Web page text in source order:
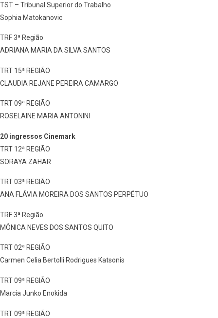
TST – Tribunal Superior do Trabalho
Sophia Matokanovic
TRF 3ª Região
ADRIANA MARIA DA SILVA SANTOS
TRT 15ª REGIÃO
CLAUDIA REJANE PEREIRA CAMARGO
TRT 09ª REGIÃO
ROSELAINE MARIA ANTONINI
20 ingressos Cinemark
TRT 12ª REGIÃO
SORAYA ZAHAR
TRT 03ª REGIÃO
ANA FLÁVIA MOREIRA DOS SANTOS PERPÉTUO
TRF 3ª Região
MÔNICA NEVES DOS SANTOS QUITO
TRT 02ª REGIÃO
Carmen Celia Bertolli Rodrigues Katsonis
TRT 09ª REGIÃO
Marcia Junko Enokida
TRT 09ª REGIÃO